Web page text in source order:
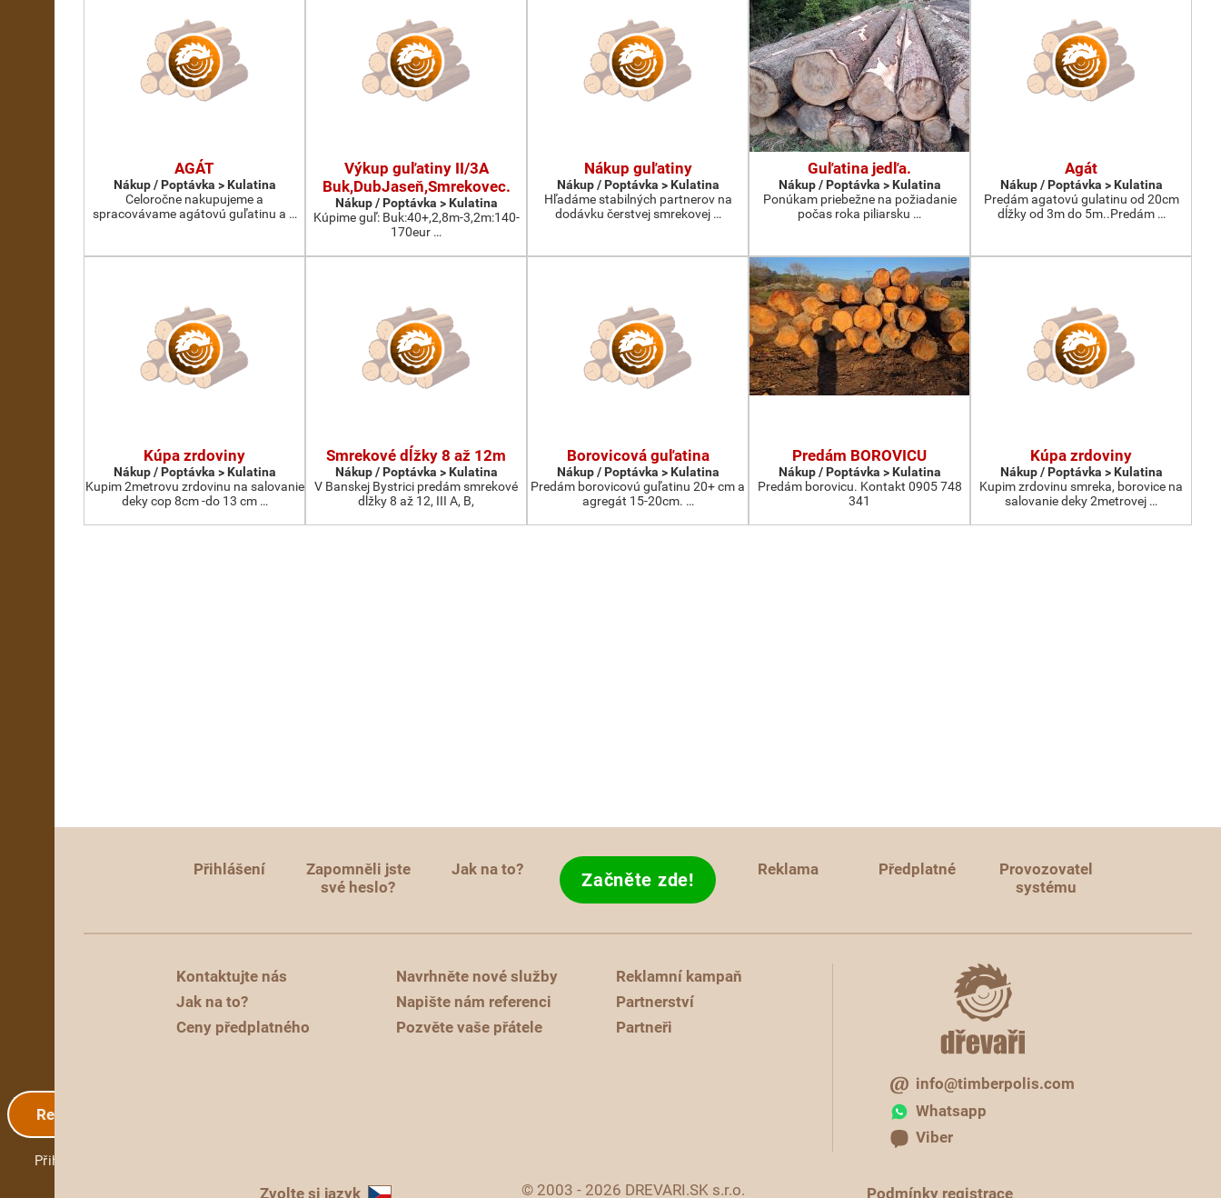
Registrace
Přihlášení
AGÁT
Nákup / Poptávka > Kulatina
Celoročne nakupujeme a
spracovávame agátovú guľatinu a …
Výkup guľatiny II/3A
Buk,DubJaseň,Smrekovec.
Nákup / Poptávka > Kulatina
Kúpime guľ: Buk:40+,2,8m-3,2m:140-
170eur …
Nákup guľatiny
Nákup / Poptávka > Kulatina
Hľadáme stabilných partnerov na
dodávku čerstvej smrekovej …
Guľatina jedľa.
Nákup / Poptávka > Kulatina
Ponúkam priebežne na požiadanie
počas roka piliarsku …
Agát
Nákup / Poptávka > Kulatina
Predám agatovú gulatinu od 20cm
dĺžky od 3m do 5m..Predám …
Kúpa zrdoviny
Nákup / Poptávka > Kulatina
Kupim 2metrovu zrdovinu na salovanie
deky cop 8cm -do 13 cm …
Smrekové dĺžky 8 až 12m
Nákup / Poptávka > Kulatina
V Banskej Bystrici predám smrekové
dĺžky 8 až 12, III A, B,
Borovicová guľatina
Nákup / Poptávka > Kulatina
Predám borovicovú guľatinu 20+ cm a
agregát 15-20cm. …
Predám BOROVICU
Nákup / Poptávka > Kulatina
Predám borovicu. Kontakt 0905 748
341
Kúpa zrdoviny
Nákup / Poptávka > Kulatina
Kupim zrdovinu smreka, borovice na
salovanie deky 2metrovej …
Přihlášení
Zapomněli jste
své heslo?
Jak na to? Začněte zde! Reklama Předplatné
Provozovatel
systému
Kontaktujte nás
Jak na to?
Ceny předplatného
Navrhněte nové služby
Napište nám referenci
Pozvěte vaše přátele
Reklamní kampaň
Partnerství
Partneři
info@timberpolis.com
Whatsapp
Viber
Zvolte si jazyk © 2003 - 2026 DREVARI.SK s.r.o. Podmínky registrace